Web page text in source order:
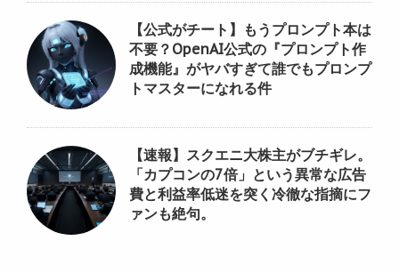
【公式がチート】もうプロンプト本は
不要？OpenAI公式の『プロンプト作
成機能』がヤバすぎて誰でもプロンプ
トマスターになれる件
【速報】スクエニ大株主がブチギレ。
「カプコンの7倍」という異常な広告
費と利益率低迷を突く冷徹な指摘にフ
ァンも絶句。